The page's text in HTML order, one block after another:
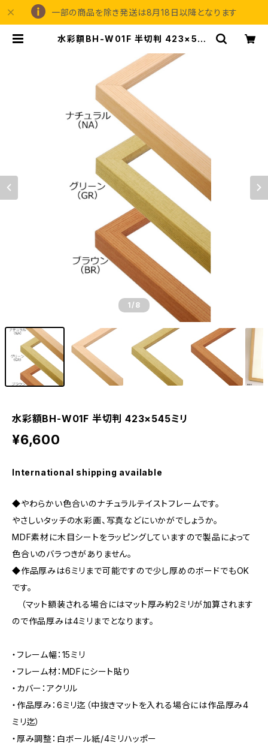
一部の商品を除き発送は8月18日以降となります
水彩額BH-W01F 半切判 423×545
グアイガ
1 /8
水彩額BH-W01F 半切判 423×545ミリ
¥6,600
International shipping available
◆やわらかい色合いのナチュラルテイストフレームです。
やさしいタッチの水彩画、写真などにいかがでしょうか。
MDF素材に木目シートをラッピングしていますので製品によって
色合いのバラつきがありません。
◆作品厚みは6ミリまで可能ですので少し厚めのボードでもOK
です。
（マット額装される場合にはマット厚み約2ミリが加算されます
ので作品厚みは4ミリまでとなります。
・フレーム幅：15ミリ
・フレーム材：MDFにシート貼り
・カバー：アクリル
・作品厚み：6ミリ迄（中抜きマットを入れる場合には作品厚み4
ミリ迄）
・厚み調整：白ボール紙/4ミリハッポー